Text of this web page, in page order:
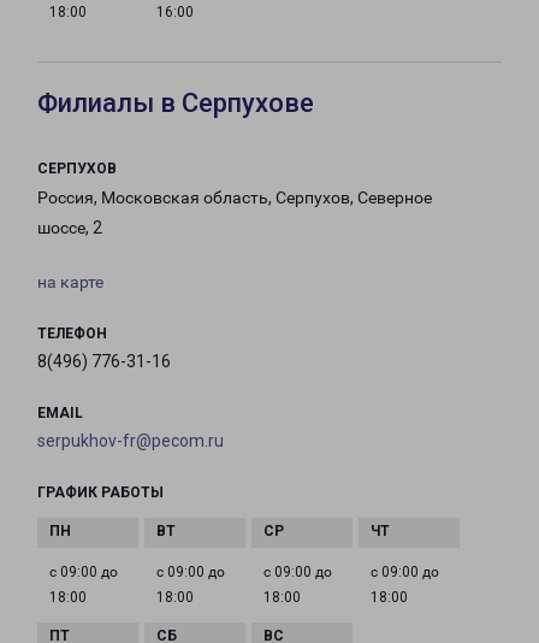
18:00
16:00
Филиалы в Серпухове
СЕРПУХОВ
Россия, Московская область, Серпухов, Северное
шоссе, 2
на карте
ТЕЛЕФОН
8(496) 776-31-16
EMAIL
serpukhov-fr@pecom.ru
ГРАФИК РАБОТЫ
с 09:00 до
18:00
с 09:00 до
18:00
с 09:00 до
18:00
с 09:00 до
18:00